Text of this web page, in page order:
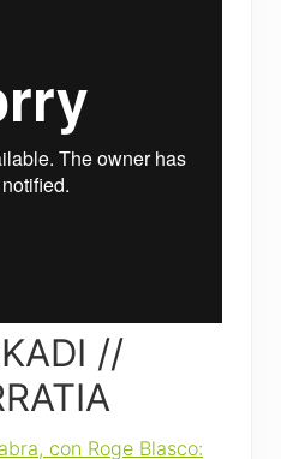
//
con Roge Blasco: